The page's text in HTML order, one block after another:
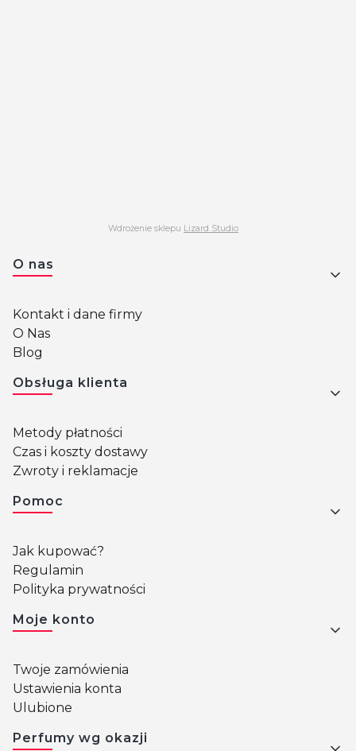
Wdrożenie sklepu Lizard Studio
Linki w stopce
O nas
Kontakt i dane firmy
O Nas
Blog
Obsługa klienta
Metody płatności
Czas i koszty dostawy
Zwroty i reklamacje
Pomoc
Jak kupować?
Regulamin
Polityka prywatności
Moje konto
Twoje zamówienia
Ustawienia konta
Ulubione
Perfumy wg okazji